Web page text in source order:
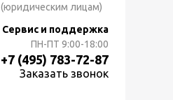
(юридическим лицам)
Сервис и поддержка
ПН-ПТ 9:00-18:00
+7 (495) 783-72-87
Заказать звонок